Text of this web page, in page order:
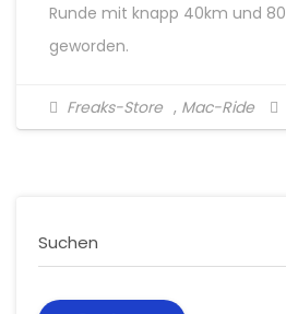
Runde mit knapp 40km und
geworden.
Freaks-Store , Mac-Ride
Suchen